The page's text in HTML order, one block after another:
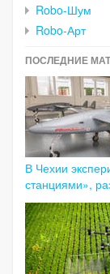
Robo-Шум
Robo-Арт
ПОСЛЕДНИЕ
В Чехии
станциями»,